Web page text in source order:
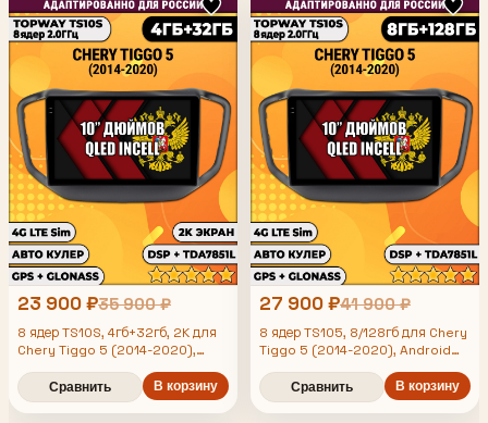
23 900 ₽35 900 ₽
8 ядер TS10S, 4гб+32гб, 2K для
Chery Tiggo 5 (2014-2020),
Android магнитола
Сравнить В корзину
27 900 ₽41 900 ₽
8 ядер TS105, 8/128гб для Chery
Tiggo 5 (2014-2020), Android
магнитола
Сравнить В корзину